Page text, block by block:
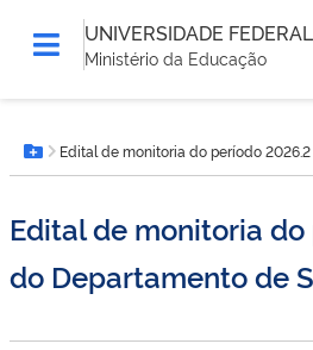
UNIVERSIDADE
Ministério da Educação
está
aqui:Botão Menu
Edital de monitoria do período
Edital de monitoria
do Departamento de